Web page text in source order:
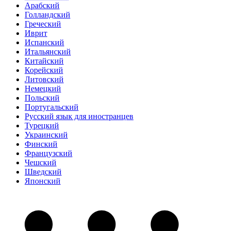
Арабский
Голландский
Греческий
Иврит
Испанский
Итальянский
Китайский
Корейский
Литовский
Немецкий
Польский
Португальский
Русский язык для иностранцев
Турецкий
Украинский
Финский
Французский
Чешский
Шведский
Японский